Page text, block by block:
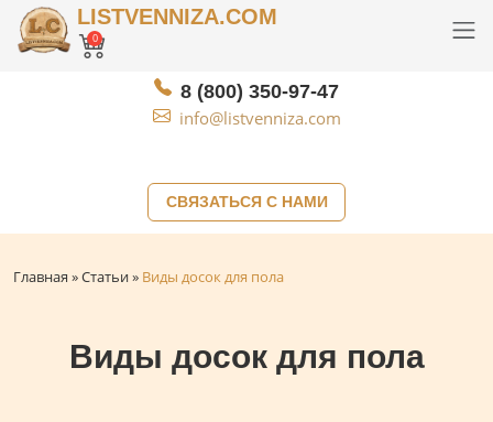
СВЯЗАТЬСЯ С НАМИ
LISTVENNIZA.COM
0
8 (800) 350-97-47
info@listvenniza.com
Главная »Статьи» Виды досок для пола
Виды досок для пола